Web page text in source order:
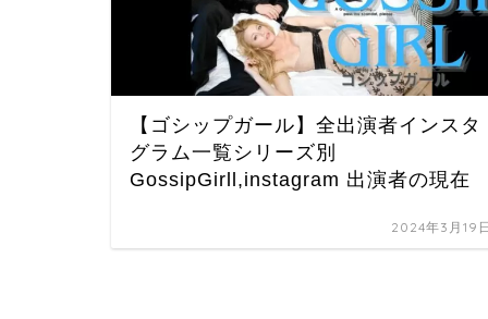
【ゴシップガール】全出演者インスタ
グラム一覧シリーズ別
GossipGirll,instagram 出演者の現在
2024年3月19